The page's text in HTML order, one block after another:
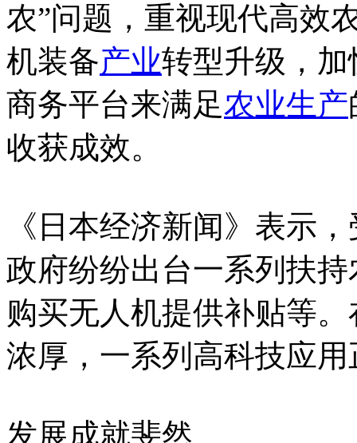
农”问题，重视现代高效
机装备产业转型升级，
商务平台来满足农业生产
收获成效。
《日本经济新闻》表示
政府纷纷出台一系列扶
购买无人机提供补贴等
浓厚，一系列高科技应
发展成就斐然